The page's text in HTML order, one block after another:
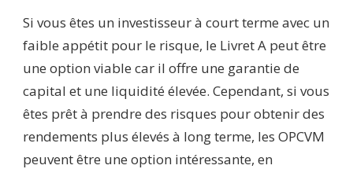
Si vous êtes un investisseur à court terme avec un
faible appétit pour le risque, le Livret A peut être
une option viable car il offre une garantie de
capital et une liquidité élevée. Cependant, si vous
êtes prêt à prendre des risques pour obtenir des
rendements plus élevés à long terme, les OPCVM
peuvent être une option intéressante, en